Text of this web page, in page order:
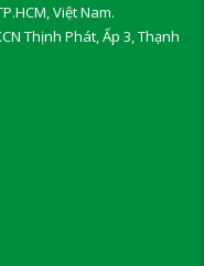
Việt Nam.
Thịnh Phát, Ấp 3, Thạnh